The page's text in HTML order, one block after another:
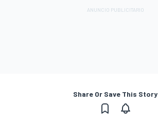
Share Or Save This Story